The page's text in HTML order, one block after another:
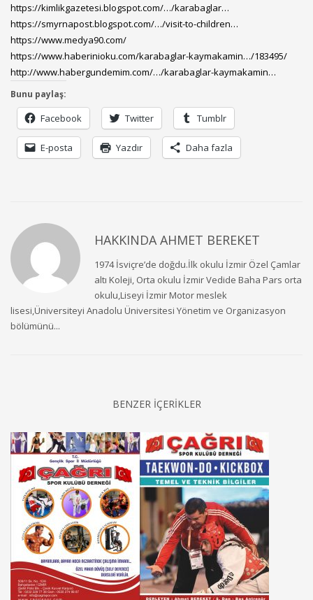
https://kimlikgazetesi.blogspot.com/…/karabaglar…
https://smyrnapost.blogspot.com/…/visit-to-children…
https://www.medya90.com/
https://www.haberinioku.com/karabaglar-kaymakamin…/183495/
http://www.habergundemim.com/…/karabaglar-kaymakamin…
Bunu paylaş:
Facebook Twitter Tumblr
E-posta Yazdır Daha fazla
HAKKINDA AHMET BEREKET
1974 İsviçre’de doğdu.İlk okulu İzmir Özel Çamlar
altı Koleji, Orta okulu İzmir Vedide Baha Pars orta
okulu,Liseyi İzmir Motor meslek
lisesi,Üniversiteyi Anadolu Üniversitesi Yönetim ve Organizasyon
bölümünü...
BENZER İÇERİKLER